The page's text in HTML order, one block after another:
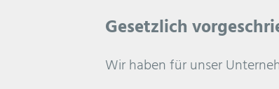
Gesetzlich
Wir haben für unser